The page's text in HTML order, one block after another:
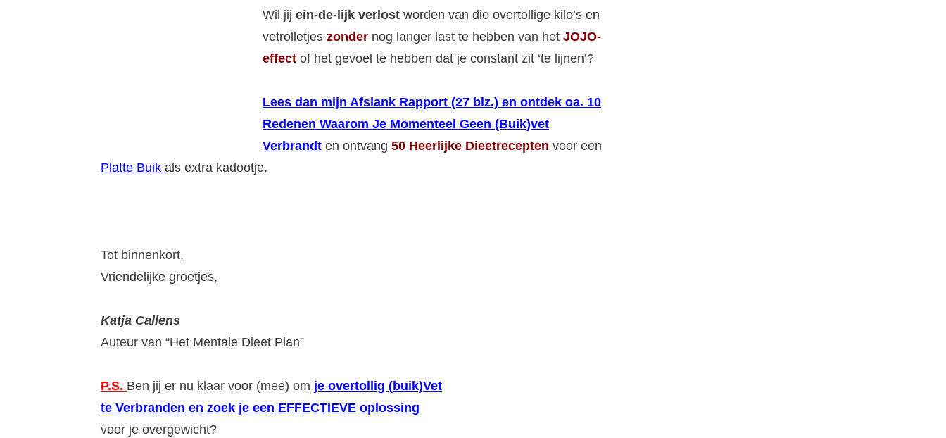
Wil jij ein-de-lijk verlost worden van die overtollige kilo’s en
vetrolletjes zonder nog langer last te hebben van het JOJO-
effect of het gevoel te hebben dat je constant zit ‘te lijnen’?
Lees dan mijn Afslank Rapport (27 blz.) en ontdek oa. 10
Redenen Waarom Je Momenteel Geen (Buik)vet
Verbrandt en ontvang 50 Heerlijke Dieetrecepten voor een
Platte Buik als extra kadootje.
Tot binnenkort,
Vriendelijke groetjes,
Katja Callens
Auteur van “Het Mentale Dieet Plan”
P.S. Ben jij er nu klaar voor (mee) om je overtollig (buik)Vet
te Verbranden en zoek je een EFFECTIEVE oplossing
voor je overgewicht?